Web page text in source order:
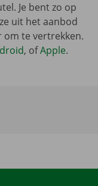
Je bent zo op
uit het aanbod
om te vertrekken.
, ofApple.